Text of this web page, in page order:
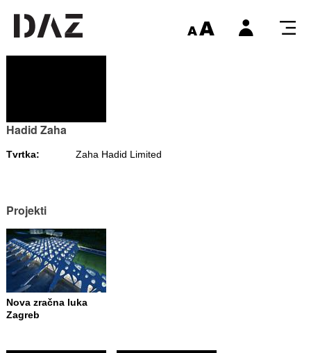
Hadid Zaha
Tvrtka: Zaha Hadid Limited
Projekti
Nova zračna luka
Zagreb